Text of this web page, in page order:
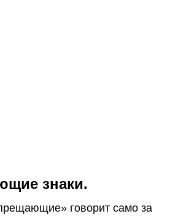
знаки.
говорит само за